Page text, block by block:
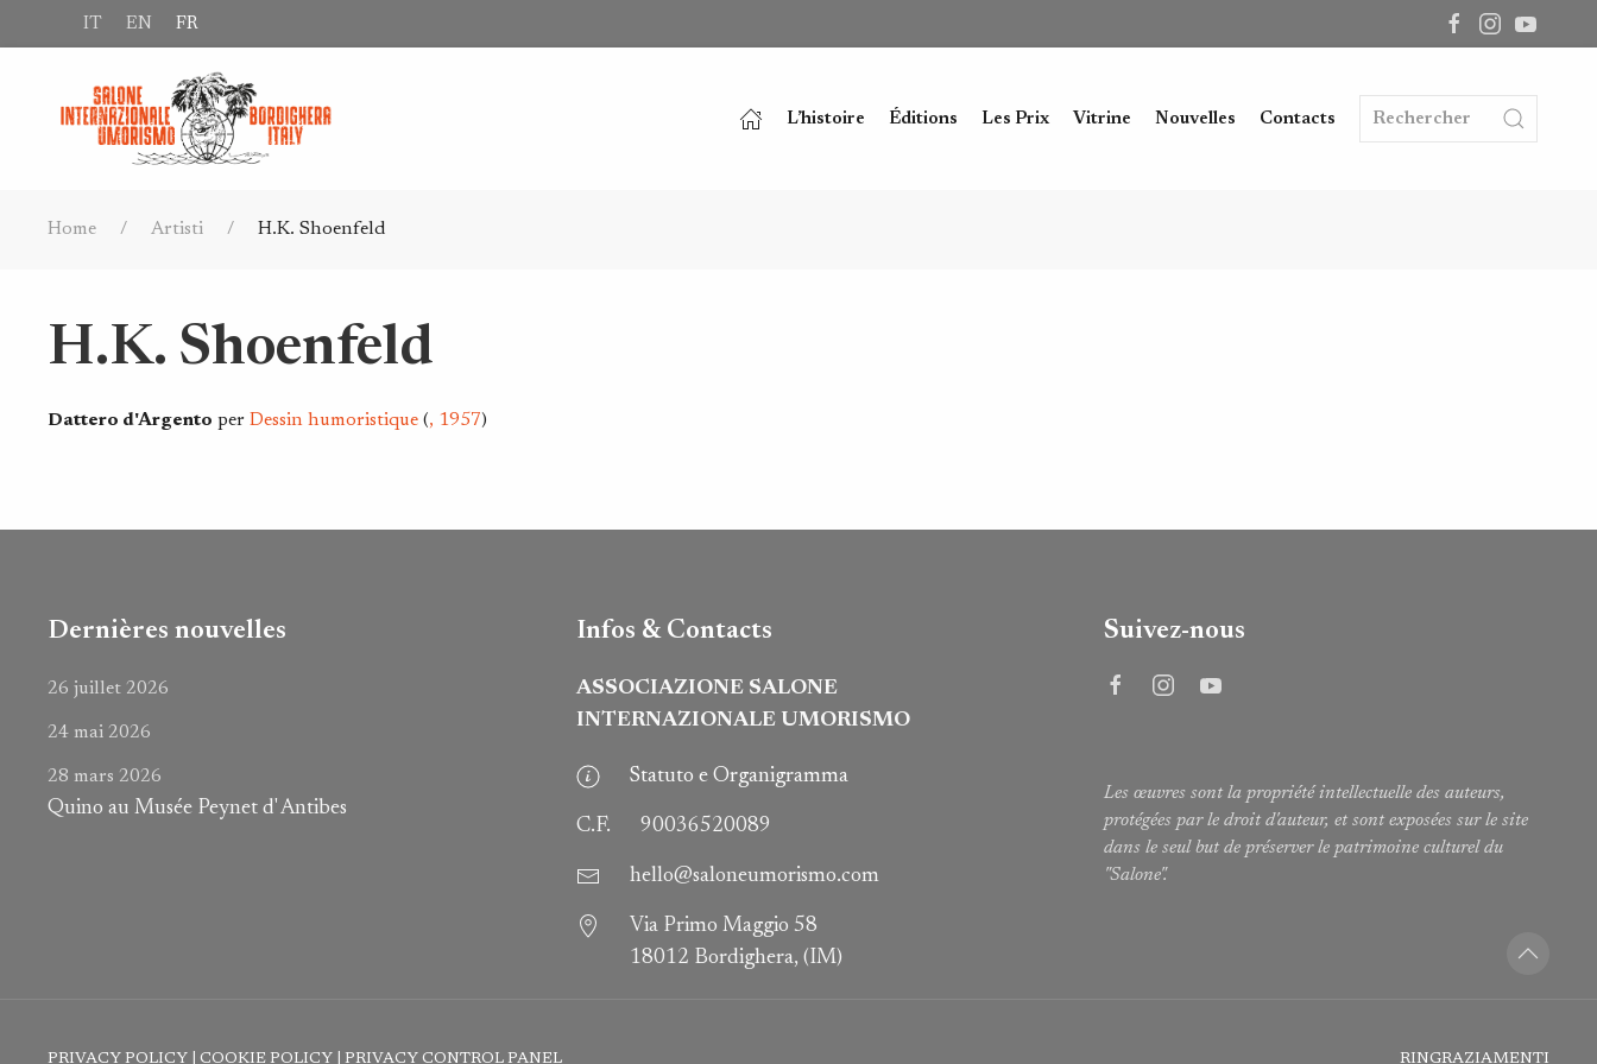
IT EN FR
L’histoire Éditions Les Prix Vitrine Nouvelles Contacts
Home Artisti H.K. Shoenfeld
H.K. Shoenfeld
Dattero d'Argento per Dessin humoristique (, 1957)
Dernières nouvelles
26 juillet 2026
24 mai 2026
28 mars 2026
Quino au Musée Peynet d' Antibes
Infos & Contacts
ASSOCIAZIONE SALONE
INTERNAZIONALE UMORISMO
Statuto e Organigramma
C.F. 90036520089
hello@saloneumorismo.com
Via Primo Maggio 58
18012 Bordighera, (IM)
Suivez-nous
Les œuvres sont la propriété intellectuelle des auteurs,
protégées par le droit d'auteur, et sont exposées sur le site
dans le seul but de préserver le patrimoine culturel du
"Salone".
PRIVACY POLICY COOKIE POLICY PRIVACY CONTROL PANEL RINGRAZIAMENTI